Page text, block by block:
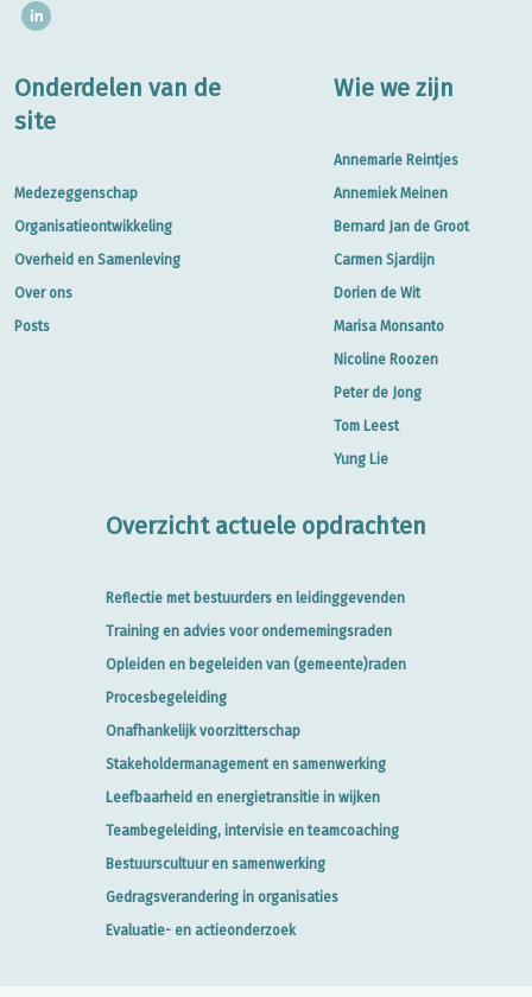
Onderdelen van de
site
Medezeggenschap
Organisatieontwikkeling
Overheid en Samenleving
Over ons
Posts
Wie we zijn
Annemarie Reintjes
Annemiek Meinen
Bernard Jan de Groot
Carmen Sjardijn
Dorien de Wit
Marisa Monsanto
Nicoline Roozen
Peter de Jong
Tom Leest
Yung Lie
Overzicht actuele opdrachten
Reflectie met bestuurders en leidinggevenden
Training en advies voor ondernemingsraden
Opleiden en begeleiden van (gemeente)raden
Procesbegeleiding
Onafhankelijk voorzitterschap
Stakeholdermanagement en samenwerking
Leefbaarheid en energietransitie in wijken
Teambegeleiding, intervisie en teamcoaching
Bestuurscultuur en samenwerking
Gedragsverandering in organisaties
Evaluatie- en actieonderzoek